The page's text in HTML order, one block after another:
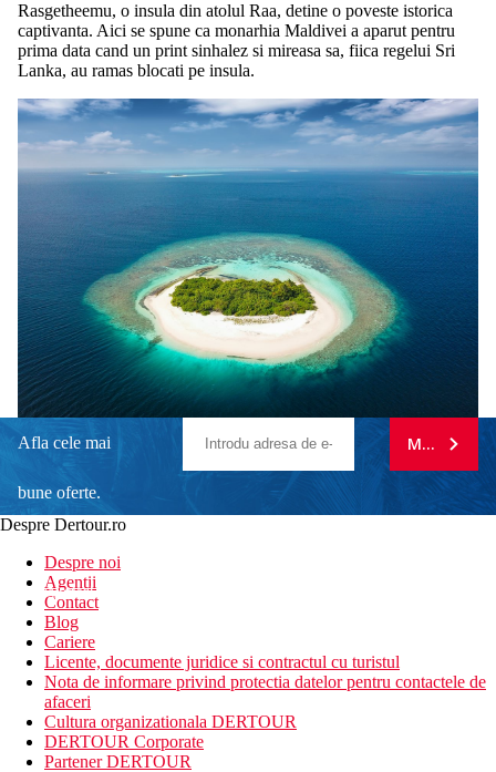
Rasgetheemu, o insula din atolul Raa, detine o poveste istorica
captivanta. Aici se spune ca monarhia Maldivei a aparut pentru
prima data cand un print sinhalez si mireasa sa, fiica regelui Sri
Lanka, au ramas blocati pe insula.
Afla cele mai
bune oferte.
newsletter!
MA
Despre Dertour.ro
Despre noi
Agentii
Contact
Blog
Cariere
Licente, documente juridice si contractul cu turistul
Nota de informare privind protectia datelor pentru contactele de
afaceri
Cultura organizationala DERTOUR
DERTOUR Corporate
Partener DERTOUR